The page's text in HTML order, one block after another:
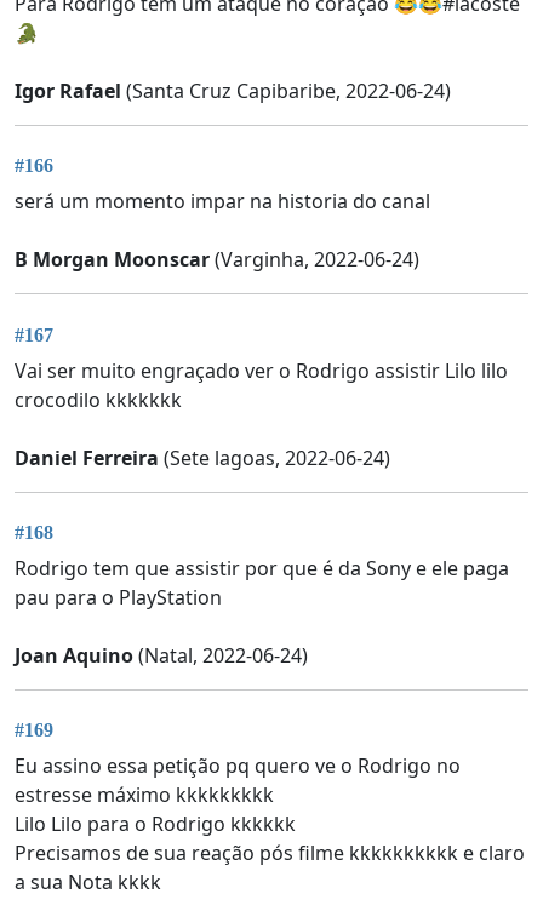
🐊
Igor Rafael (Santa Cruz Capibaribe, 2022-06-24)
#166
será um momento impar na historia do canal
B Morgan Moonscar(Varginha, 2022-06-24)
#167
Vai ser muito engraçado ver o Rodrigo assistir Lilo lilo
crocodilo kkkkkkk
Daniel Ferreira (Sete lagoas, 2022-06-24)
#168
Rodrigo tem que assistir por que é da Sony e ele paga
pau para o PlayStation
Joan Aquino(Natal, 2022-06-24)
#169
Eu assino essa petição pq quero ve o Rodrigo no
estresse máximo kkkkkkkkk
Lilo Lilo para o Rodrigo kkkkkk
Precisamos de sua reação pós filme kkkkkkkkkk e claro
a sua Nota kkkk